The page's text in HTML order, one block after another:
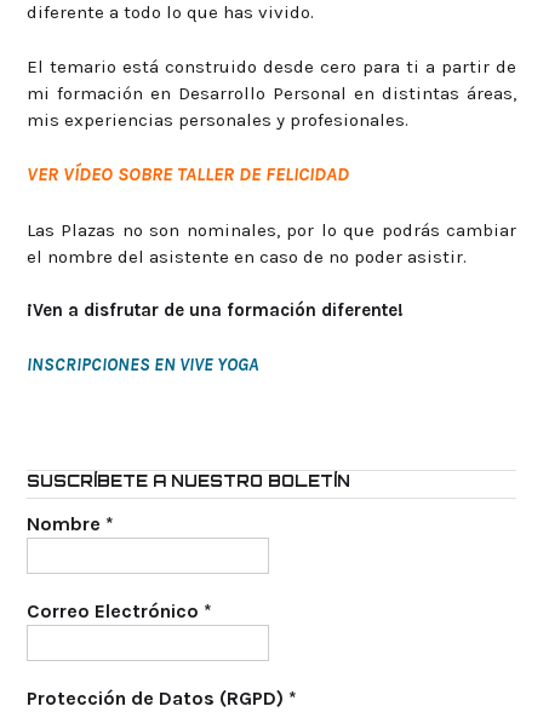
diferente a todo lo que has vivido.
El temario está construido desde cero para ti a partir de
mi formación en Desarrollo Personal en distintas áreas,
mis experiencias personales y profesionales.
VER VÍDEO SOBRE TALLER DE FELICIDAD
Las Plazas no son nominales, por lo que podrás cambiar
el nombre del asistente en caso de no poder asistir.
¡Ven a disfrutar de una formación diferente!
INSCRIPCIONES EN VIVE YOGA
SUSCRÍBETE A NUESTRO BOLETÍN
Nombre *
Correo Electrónico *
Protección de Datos (RGPD) *